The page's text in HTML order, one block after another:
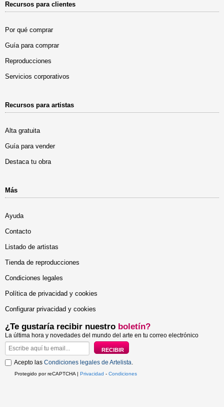
Recursos para clientes
Por qué comprar
Guía para comprar
Reproducciones
Servicios corporativos
Recursos para artistas
Alta gratuita
Guía para vender
Destaca tu obra
Más
Ayuda
Contacto
Listado de artistas
Tienda de reproducciones
Condiciones legales
Política de privacidad y cookies
Configurar privacidad y cookies
¿Te gustaría recibir nuestro boletín?
La última hora y novedades del mundo del arte en tu correo electrónico
Acepto las Condiciones legales de Artelista.
Protegido por reCAPTCHA | Privacidad - Condiciones